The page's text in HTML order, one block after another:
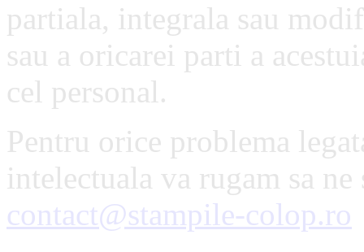
partiala, integrala sau
sau a oricarei parti a
cel personal.
Pentru orice problema
intelectuala va rugam sa ne
contact@stampile-colop.ro